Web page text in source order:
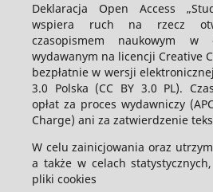
Deklaracja Open Access
wspiera ruch na rzecz
czasopismem naukowym w
wydawanym na licencji Creative
bezpłatnie w wersji
3.0 Polska (CC BY 3.0 PL).
opłat za proces wydawniczy
Charge) ani za zatwierdzenie
W celu zainicjowania oraz
a także w celach
pliki cookies